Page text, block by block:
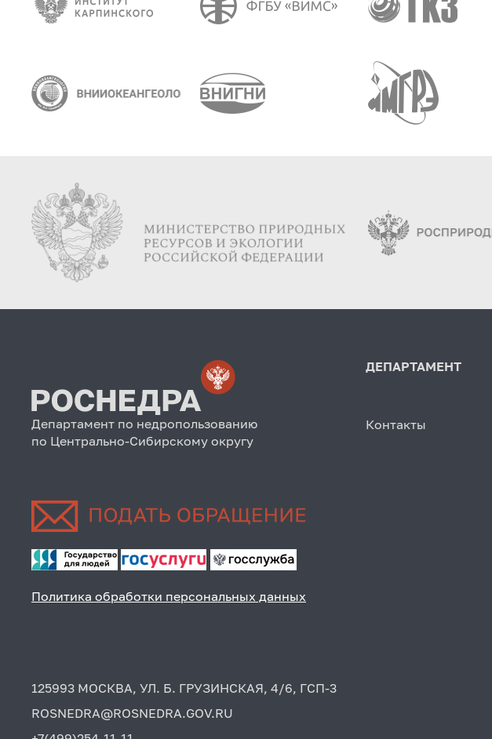
Департамент по недропользованию
по Центрально-Сибирскому округу
Политика обработки персональных данных
125993 МОСКВА, УЛ. Б. ГРУЗИНСКАЯ, 4/6, ГСП-3
ROSNEDRA@ROSNEDRA.GOV.RU
ДЕПАРТАМЕНТ
Контакты